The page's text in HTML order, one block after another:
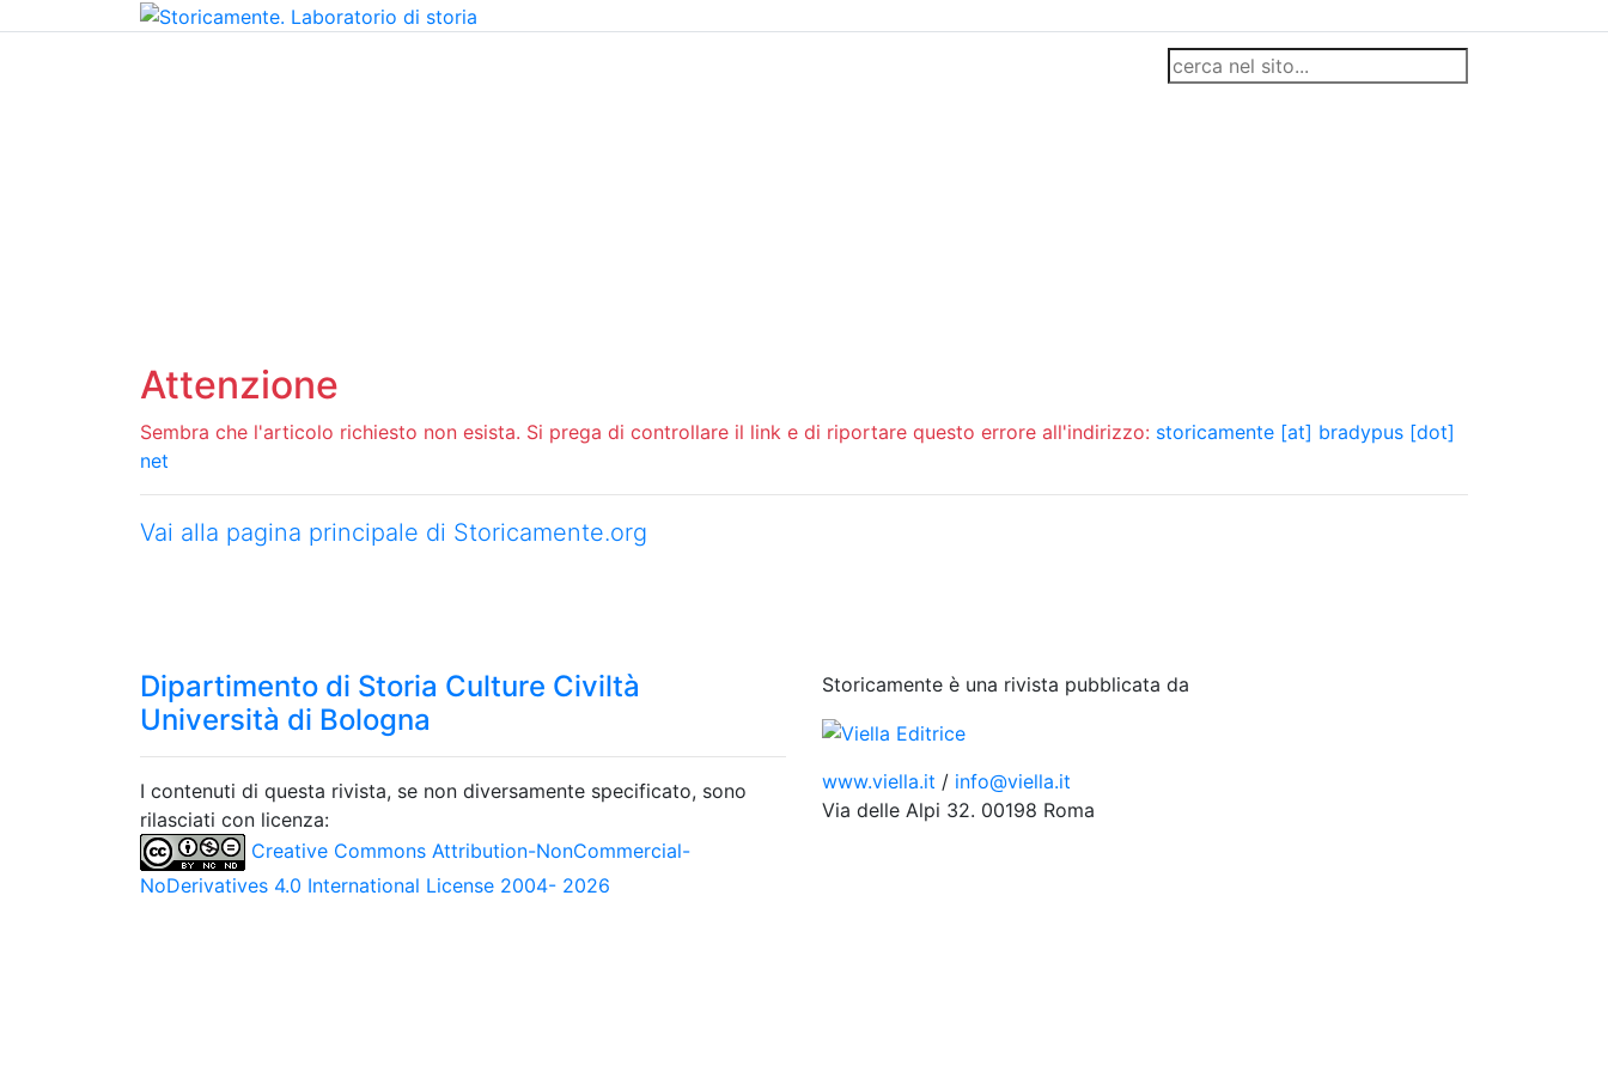
Attenzione
Sembra che l'articolo richiesto non esista. Si prega di controllare il link e di riportare questo errore all'indirizzo: storicamente [at] bradypus [dot]
net
Vai alla pagina principale di Storicamente.org
Dipartimento di Storia Culture Civiltà
Università di Bologna
I contenuti di questa rivista, se non diversamente specificato, sono
rilasciati con licenza:
Creative Commons Attribution-NonCommercial-
NoDerivatives 4.0 International License 2004- 2026
Storicamente è una rivista pubblicata da
www.viella.it / info@viella.it
Via delle Alpi 32. 00198 Roma